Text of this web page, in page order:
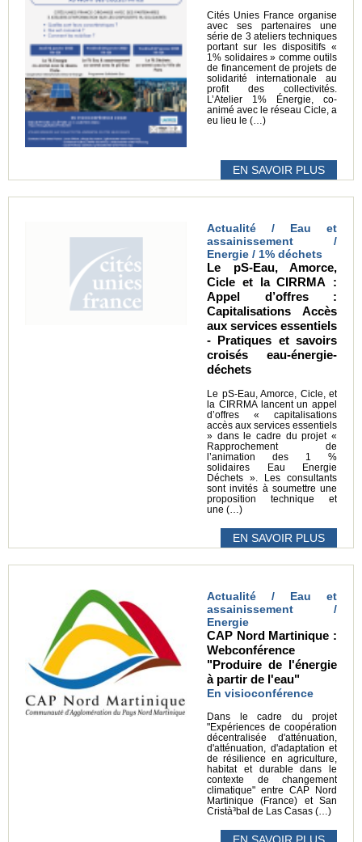
Cités Unies France organise
avec ses partenaires une
série de 3 ateliers techniques
portant sur les dispositifs «
1% solidaires » comme outils
de financement de projets de
solidarité internationale au
profit des collectivités.
L’Atelier 1% Énergie, co-
animé avec le réseau Cicle, a
eu lieu le (…)
EN SAVOIR PLUS
Actualité / Eau et
assainissement /
Energie / 1% déchets
Le pS-Eau, Amorce,
Cicle et la CIRRMA :
Appel d’offres :
Capitalisations Accès
aux services essentiels
- Pratiques et savoirs
croisés eau-énergie-
déchets
Le pS-Eau, Amorce, Cicle, et
la CIRRMA lancent un appel
d’offres « capitalisations
accès aux services essentiels
» dans le cadre du projet «
Rapprochement de
l’animation des 1 %
solidaires Eau Energie
Déchets ». Les consultants
sont invités à soumettre une
proposition technique et
une (…)
EN SAVOIR PLUS
Actualité / Eau et
assainissement /
Energie
CAP Nord Martinique :
Webconférence
"Produire de l'énergie
à partir de l'eau"
En visioconférence
Dans le cadre du projet
"Expériences de coopération
décentralisée d'atténuation,
d'atténuation, d'adaptation et
de résilience en agriculture,
habitat et durable dans le
contexte de changement
climatique" entre CAP Nord
Martinique (France) et San
Cristà³bal de Las Casas (…)